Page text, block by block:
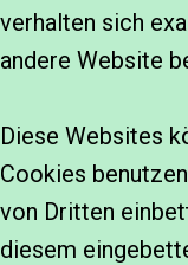
verhalten sich
andere Website
Diese Websites
Cookies
von Dritten
diesem